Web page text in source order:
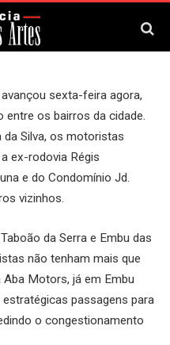
Agosto, 2024
sexta-feira agora,
entre os bairros da cidade.
da Silva, os motoristas
ex-rodovia Régis
e do Condomínio Jd.
vizinhos.
da Serra e Embu das
não tenham mais que
Motors, já em Embu
passagens para
o congestionamento